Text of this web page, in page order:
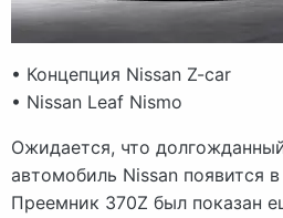
• Концепция Nissan Z-car
• Nissan Leaf Nismo
Ожидается, что
автомобиль Nissan появится
Преемник 370Z был показан